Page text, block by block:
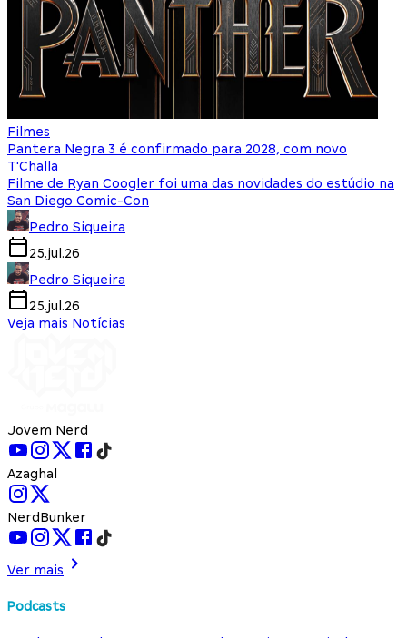
Filmes
Pantera Negra 3 é confirmado para 2028, com novo
T'Challa
Filme de Ryan Coogler foi uma das novidades do estúdio na
San Diego Comic-Con
Pedro Siqueira
25.jul.26
Pedro Siqueira
25.jul.26
Veja mais Notícias
Jovem Nerd
Azaghal
NerdBunker
Ver mais
Podcasts